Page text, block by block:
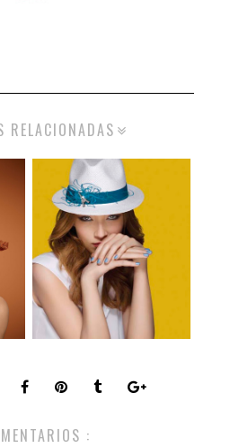
RELACIONADAS
: